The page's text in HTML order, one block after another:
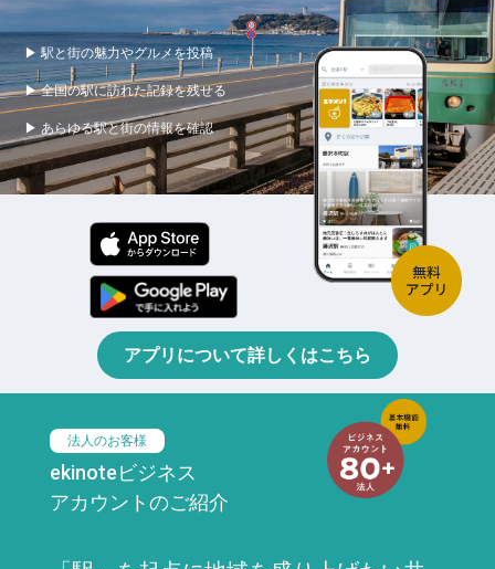
▶ 駅と街の魅力やグルメを投稿
▶ 全国の駅に訪れた記録を残せる
▶ あらゆる駅と街の情報を確認
アプリについて詳しくはこちら
法人のお客様
ekinoteビジネス
アカウントのご紹介